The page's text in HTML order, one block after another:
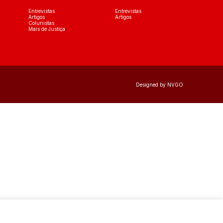
Entrevistas
Artigos
Colunistas
Mais de Justiça
Entrevistas
Artigos
Designed by NVGO